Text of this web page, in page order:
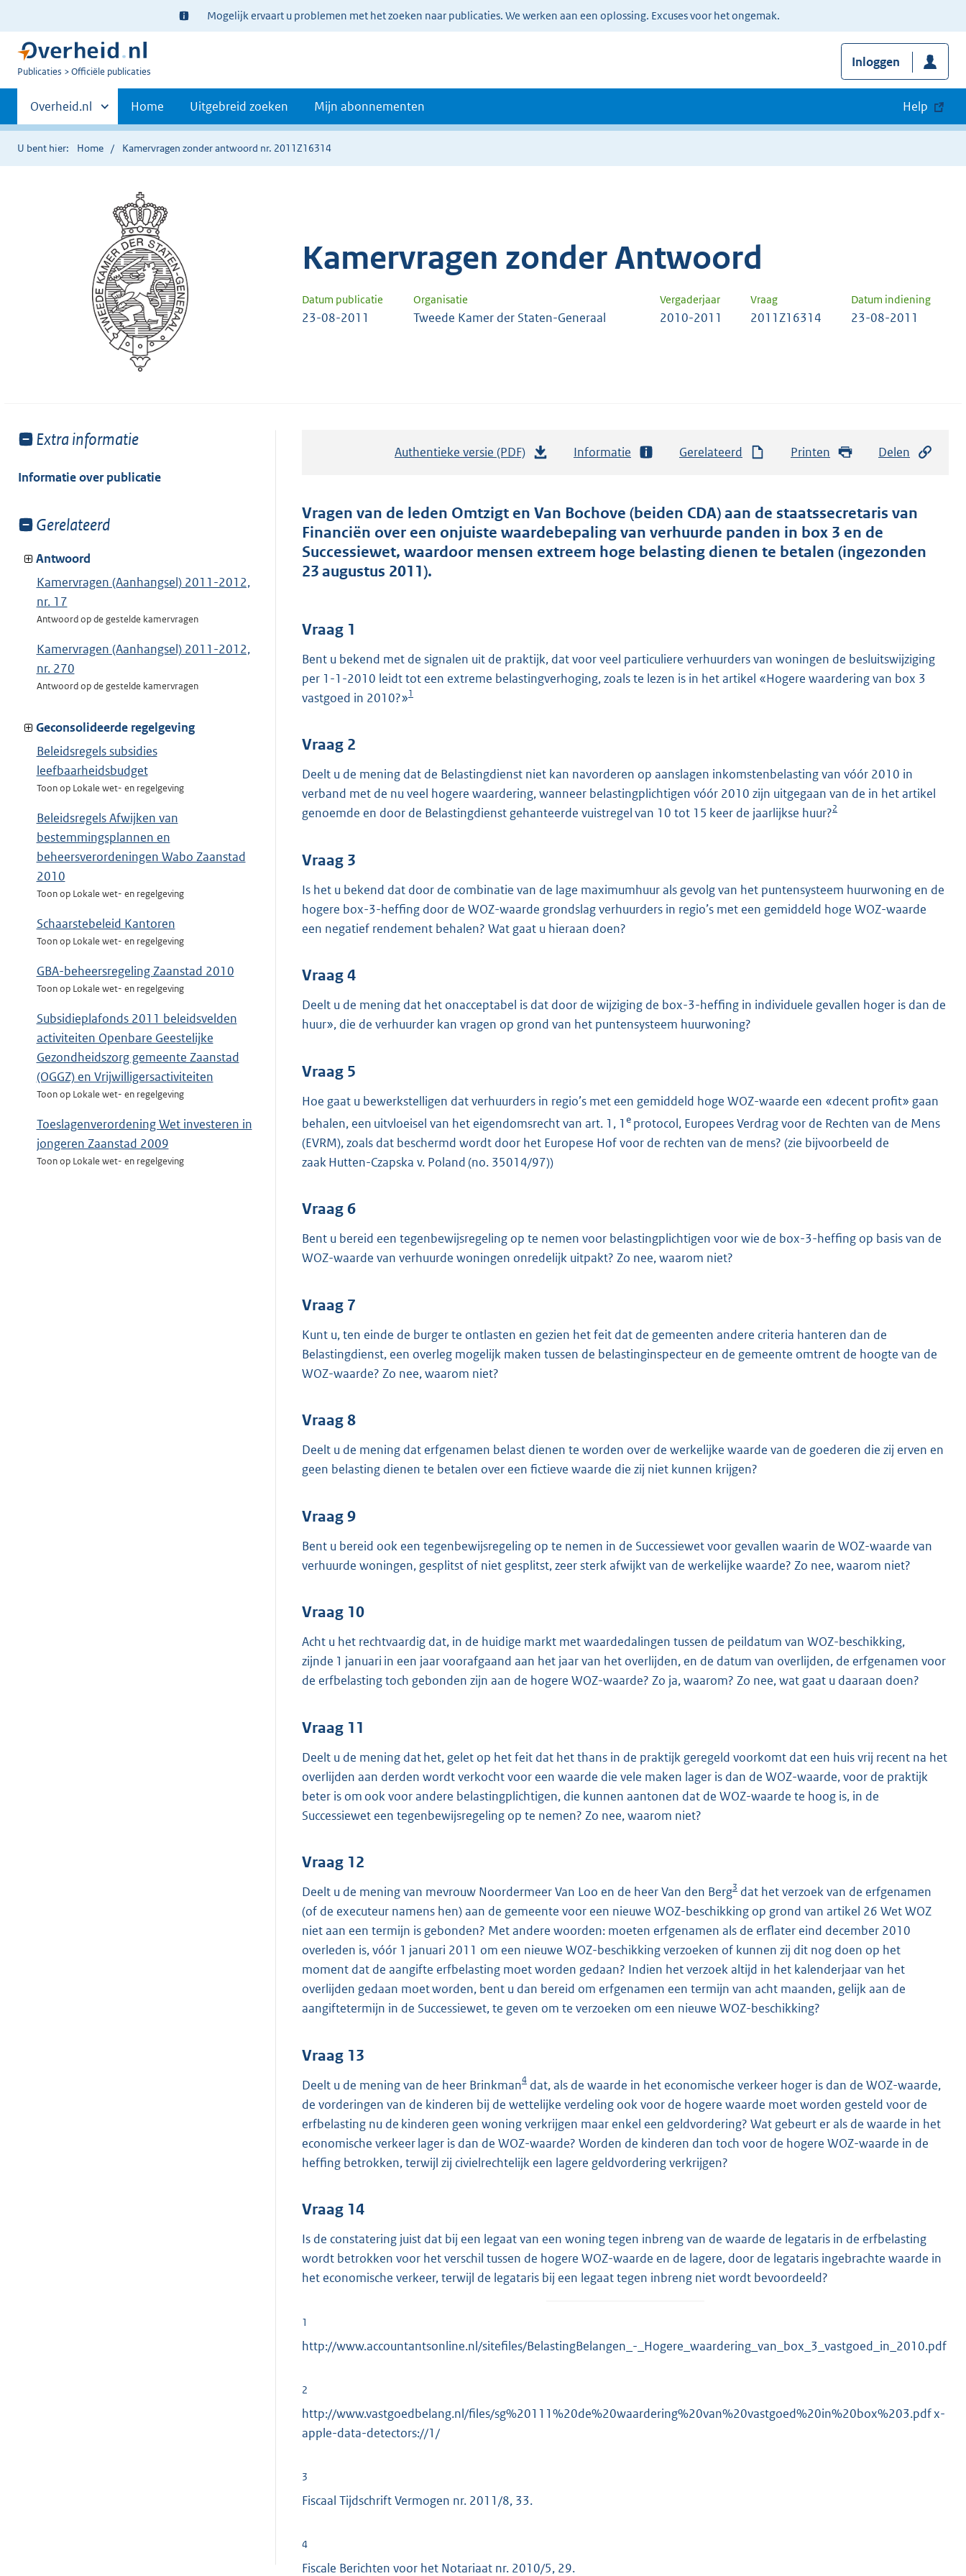
Ter
informatie:
Mogelijk ervaart u problemen met het zoeken naar publicaties. We werken aan een oplossing. Excuses voor het ongemak.
U
Publicaties Officiële publicaties
Inloggen
Primaire
navigatie
Andere
sites
binnen
Overheid.nl Home Uitgebreid zoeken Mijn abonnementen Help
U bent hier: Home Kamervragen zonder antwoord nr. 2011Z16314
Kamervragen zonder Antwoord
Datum publicatie Organisatie Vergaderjaar Vraag Datum indiening
23-08-2011 Tweede Kamer der Staten-Generaal 2010-2011 2011Z16314 23-08-2011
Toon
van:
Extra informatie
Informatie over publicatie
Toon
van:
Gerelateerd
Antwoord
Kamervragen (Aanhangsel) 2011-2012,
nr. 17
Antwoord op de gestelde kamervragen
Kamervragen (Aanhangsel) 2011-2012,
nr. 270
Antwoord op de gestelde kamervragen
Geconsolideerde regelgeving
Beleidsregels subsidies
leefbaarheidsbudget
Toon op Lokale wet- en regelgeving
Beleidsregels Afwijken van
bestemmingsplannen en
beheersverordeningen Wabo Zaanstad
2010
Toon op Lokale wet- en regelgeving
Schaarstebeleid Kantoren
Toon op Lokale wet- en regelgeving
GBA-beheersregeling Zaanstad 2010
Toon op Lokale wet- en regelgeving
Subsidieplafonds 2011 beleidsvelden
activiteiten Openbare Geestelijke
Gezondheidszorg gemeente Zaanstad
(OGGZ) en Vrijwilligersactiviteiten
Toon op Lokale wet- en regelgeving
Toeslagenverordening Wet investeren in
jongeren Zaanstad 2009
Toon op Lokale wet- en regelgeving
Authentieke versie (PDF)
t
a
n
o
t
6
K
b
Informatie Gerelateerd Printen Delen
Vragen van de leden Omtzigt en Van Bochove (beiden CDA) aan de staatssecretaris van
Financiën over een onjuiste waardebepaling van verhuurde panden in box 3 en de
Successiewet, waardoor mensen extreem hoge belasting dienen te betalen (ingezonden
23 augustus 2011).
Vraag 1
Bent u bekend met de signalen uit de praktijk, dat voor veel particuliere verhuurders van woningen de besluitswijziging
per 1-1-2010 leidt tot een extreme belastingverhoging, zoals te lezen is in het artikel «Hogere waardering van box 3
vastgoed in 2010?»1
Vraag 2
Deelt u de mening dat de Belastingdienst niet kan navorderen op aanslagen inkomstenbelasting van vóór 2010 in
verband met de nu veel hogere waardering, wanneer belastingplichtigen vóór 2010 zijn uitgegaan van de in het artikel
genoemde en door de Belastingdienst gehanteerde vuistregel van 10 tot 15 keer de jaarlijkse huur?2
Vraag 3
Is het u bekend dat door de combinatie van de lage maximumhuur als gevolg van het puntensysteem huurwoning en de
hogere box-3-heffing door de WOZ-waarde grondslag verhuurders in regio’s met een gemiddeld hoge WOZ-waarde
een negatief rendement behalen? Wat gaat u hieraan doen?
Vraag 4
Deelt u de mening dat het onacceptabel is dat door de wijziging de box-3-heffing in individuele gevallen hoger is dan de
huur», die de verhuurder kan vragen op grond van het puntensysteem huurwoning?
Vraag 5
Hoe gaat u bewerkstelligen dat verhuurders in regio’s met een gemiddeld hoge WOZ-waarde een «decent profit» gaan
behalen, een uitvloeisel van het eigendomsrecht van art. 1, 1 e protocol, Europees Verdrag voor de Rechten van de Mens
(EVRM), zoals dat beschermd wordt door het Europese Hof voor de rechten van de mens? (zie bijvoorbeeld de
zaak Hutten-Czapska v. Poland (no. 35014/97))
Vraag 6
Bent u bereid een tegenbewijsregeling op te nemen voor belastingplichtigen voor wie de box-3-heffing op basis van de
WOZ-waarde van verhuurde woningen onredelijk uitpakt? Zo nee, waarom niet?
Vraag 7
Kunt u, ten einde de burger te ontlasten en gezien het feit dat de gemeenten andere criteria hanteren dan de
Belastingdienst, een overleg mogelijk maken tussen de belastinginspecteur en de gemeente omtrent de hoogte van de
WOZ-waarde? Zo nee, waarom niet?
Vraag 8
Deelt u de mening dat erfgenamen belast dienen te worden over de werkelijke waarde van de goederen die zij erven en
geen belasting dienen te betalen over een fictieve waarde die zij niet kunnen krijgen?
Vraag 9
Bent u bereid ook een tegenbewijsregeling op te nemen in de Successiewet voor gevallen waarin de WOZ-waarde van
verhuurde woningen, gesplitst of niet gesplitst, zeer sterk afwijkt van de werkelijke waarde? Zo nee, waarom niet?
Vraag 10
Acht u het rechtvaardig dat, in de huidige markt met waardedalingen tussen de peildatum van WOZ-beschikking,
zijnde 1 januari in een jaar voorafgaand aan het jaar van het overlijden, en de datum van overlijden, de erfgenamen voor
de erfbelasting toch gebonden zijn aan de hogere WOZ-waarde? Zo ja, waarom? Zo nee, wat gaat u daaraan doen?
Vraag 11
Deelt u de mening dat het, gelet op het feit dat het thans in de praktijk geregeld voorkomt dat een huis vrij recent na het
overlijden aan derden wordt verkocht voor een waarde die vele maken lager is dan de WOZ-waarde, voor de praktijk
beter is om ook voor andere belastingplichtigen, die kunnen aantonen dat de WOZ-waarde te hoog is, in de
Successiewet een tegenbewijsregeling op te nemen? Zo nee, waarom niet?
Vraag 12
Deelt u de mening van mevrouw Noordermeer Van Loo en de heer Van den Berg3 dat het verzoek van de erfgenamen
(of de executeur namens hen) aan de gemeente voor een nieuwe WOZ-beschikking op grond van artikel 26 Wet WOZ
niet aan een termijn is gebonden? Met andere woorden: moeten erfgenamen als de erflater eind december 2010
overleden is, vóór 1 januari 2011 om een nieuwe WOZ-beschikking verzoeken of kunnen zij dit nog doen op het
moment dat de aangifte erfbelasting moet worden gedaan? Indien het verzoek altijd in het kalenderjaar van het
overlijden gedaan moet worden, bent u dan bereid om erfgenamen een termijn van acht maanden, gelijk aan de
aangiftetermijn in de Successiewet, te geven om te verzoeken om een nieuwe WOZ-beschikking?
Vraag 13
Deelt u de mening van de heer Brinkman4 dat, als de waarde in het economische verkeer hoger is dan de WOZ-waarde,
de vorderingen van de kinderen bij de wettelijke verdeling ook voor de hogere waarde moet worden gesteld voor de
erfbelasting nu de kinderen geen woning verkrijgen maar enkel een geldvordering? Wat gebeurt er als de waarde in het
economische verkeer lager is dan de WOZ-waarde? Worden de kinderen dan toch voor de hogere WOZ-waarde in de
heffing betrokken, terwijl zij civielrechtelijk een lagere geldvordering verkrijgen?
Vraag 14
Is de constatering juist dat bij een legaat van een woning tegen inbreng van de waarde de legataris in de erfbelasting
wordt betrokken voor het verschil tussen de hogere WOZ-waarde en de lagere, door de legataris ingebrachte waarde in
het economische verkeer, terwijl de legataris bij een legaat tegen inbreng niet wordt bevoordeeld?
1
http://www.accountantsonline.nl/sitefiles/BelastingBelangen_-_Hogere_waardering_van_box_3_vastgoed_in_2010.pdf
2
http://www.vastgoedbelang.nl/files/sg%20111%20de%20waardering%20van%20vastgoed%20in%20box%203.pdf x-
apple-data-detectors://1/
3
Fiscaal Tijdschrift Vermogen nr. 2011/8, 33.
4
Fiscale Berichten voor het Notariaat nr. 2010/5, 29.